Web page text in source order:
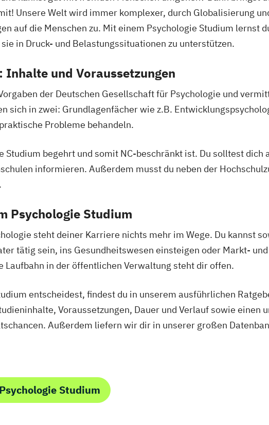
Unsere Welt wird immer komplexer, durch Globalisierung
auf die Menschen zu. Mit einem Psychologie Studium lernst
in Druck- und Belastungssituationen zu unterstützen.
Inhalte und Voraussetzungen
der Deutschen Gesellschaft für Psychologie und
sich in zwei: Grundlagenfächer wie z.B.
Probleme behandeln.
Studium begehrt und somit NC-beschränkt ist. Du solltest dich
informieren. Außerdem musst du neben der
Psychologie Studium
steht deiner Karriere nichts mehr im Wege. Du kannst
tätig sein, ins Gesundheitswesen einsteigen oder Markt-
Laufbahn in der öffentlichen Verwaltung steht dir offen.
entscheidest, findest du in unserem ausführlichen
Voraussetzungen, Dauer und Verlauf sowie einen
Außerdem liefern wir dir in unserer großen
Studium